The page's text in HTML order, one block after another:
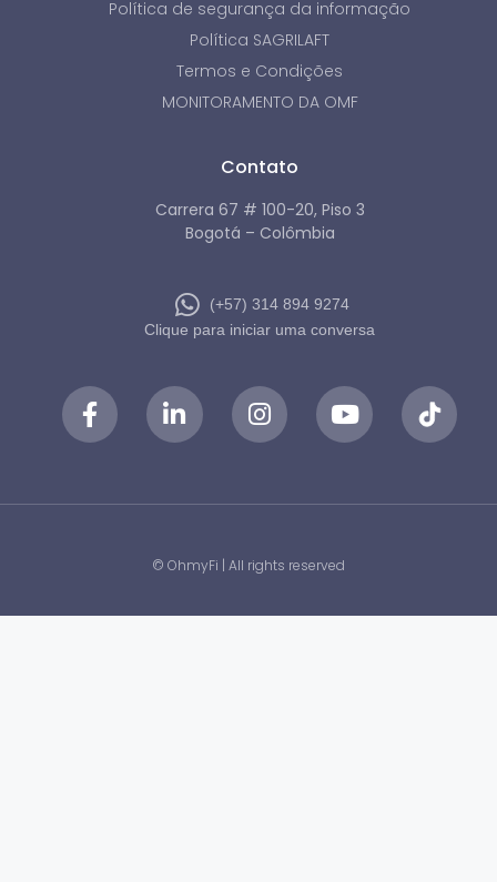
Política de segurança da informação
Política SAGRILAFT
Termos e Condições
MONITORAMENTO DA OMF
Contato
Carrera 67 # 100-20, Piso 3
Bogotá – Colômbia
(+57) 314 894 9274
Clique para iniciar uma conversa
© OhmyFi | All rights reserved